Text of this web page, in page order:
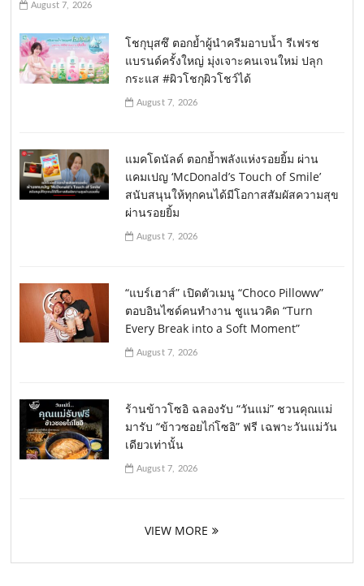
August 7, 2026
โชกุบุสซึ ตอกย้ำผู้นำครีมอาบน้ำ รีเฟรช
แบรนด์ครั้งใหญ่ มุ่งเจาะคนเจนใหม่ ปลุก
กระแส #ผิวโชกุผิวโชว์ได้
August 7, 2026
แมคโดนัลด์ ตอกย้ำพลังแห่งรอยยิ้ม ผ่าน
แคมเปญ ‘McDonald’s Touch of Smile’
สนับสนุนให้ทุกคนได้มีโอกาสสัมผัสความสุข
ผ่านรอยยิ้ม
August 7, 2026
“แบร์เฮาส์” เปิดตัวเมนู “Choco Pilloww”
ตอบอินไซด์คนทำงาน ชูแนวคิด “Turn
Every Break into a Soft Moment”
August 7, 2026
ร้านข้าวโซอิ ฉลองรับ “วันแม่” ชวนคุณแม่
มารับ “ข้าวซอยไก่โซอิ” ฟรี เฉพาะวันแม่วัน
เดียวเท่านั้น
August 7, 2026
VIEW MORE